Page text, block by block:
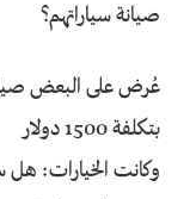
صيانة سياراتهم؟
بتكلفة 1500 دولار
وكانت الخيارات: هل